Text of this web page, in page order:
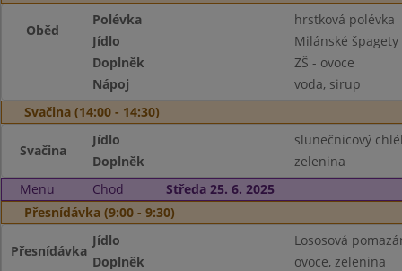
Oběd
Polévka
hrstková polévka
Jídlo
Milánské
Doplněk
ZŠ - ovoce
Nápoj
voda, sirup
Svačina (14:00 - 14:30)
Svačina
Jídlo
slunečnicový
Doplněk
zelenina
Menu
Chod
Středa 25. 6. 2025
Přesnídávka (9:00 - 9:30)
Přesnídávka
Jídlo
Lososová
Doplněk
ovoce, zelenina